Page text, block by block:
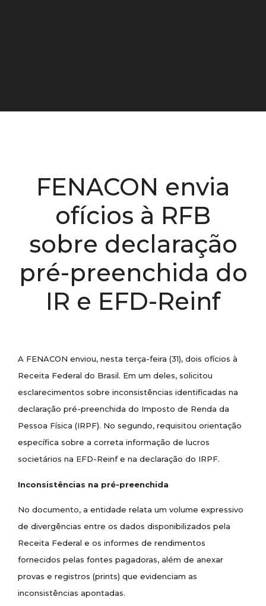
FENACON envia
ofícios à RFB
sobre declaração
pré-preenchida do
IR e EFD-Reinf
A FENACON enviou, nesta terça-feira (31), dois ofícios à
Receita Federal do Brasil. Em um deles, solicitou
esclarecimentos sobre inconsistências identificadas na
declaração pré-preenchida do Imposto de Renda da
Pessoa Física (IRPF). No segundo, requisitou orientação
específica sobre a correta informação de lucros
societários na EFD-Reinf e na declaração do IRPF.
Inconsistências na pré-preenchida
No documento, a entidade relata um volume expressivo
de divergências entre os dados disponibilizados pela
Receita Federal e os informes de rendimentos
fornecidos pelas fontes pagadoras, além de anexar
provas e registros (prints) que evidenciam as
inconsistências apontadas.